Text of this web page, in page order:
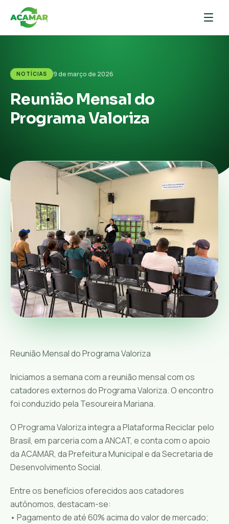
NOTÍCIAS 9 de março de 2026
Reunião Mensal do
Programa Valoriza
Reunião Mensal do Programa Valoriza
Iniciamos a semana com a reunião mensal com os
catadores externos do Programa Valoriza. O encontro
foi conduzido pela Tesoureira Mariana.
O Programa Valoriza integra a Plataforma Reciclar pelo
Brasil, em parceria com a ANCAT, e conta com o apoio
da ACAMAR, da Prefeitura Municipal e da Secretaria de
Desenvolvimento Social.
Entre os benefícios oferecidos aos catadores
autônomos, destacam-se:
• Pagamento de até 60% acima do valor de mercado;